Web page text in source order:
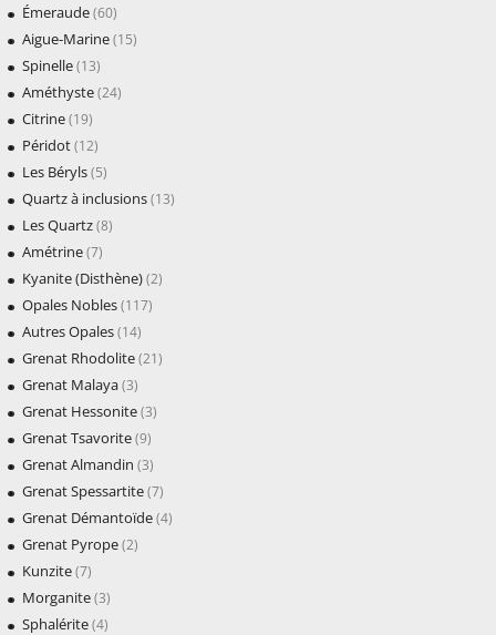
Émeraude(60)
Aigue-Marine(15)
Spinelle(13)
Améthyste(24)
Citrine(19)
Péridot(12)
Les Béryls(5)
Quartz à inclusions(13)
Les Quartz(8)
Amétrine(7)
Kyanite (Disthène)(2)
Opales Nobles(117)
Autres Opales(14)
Grenat Rhodolite(21)
Grenat Malaya(3)
Grenat Hessonite(3)
Grenat Tsavorite(9)
Grenat Almandin (3)
Grenat Spessartite(7)
Grenat Démantoïde(4)
Grenat Pyrope(2)
Kunzite(7)
Morganite(3)
Sphalérite(4)